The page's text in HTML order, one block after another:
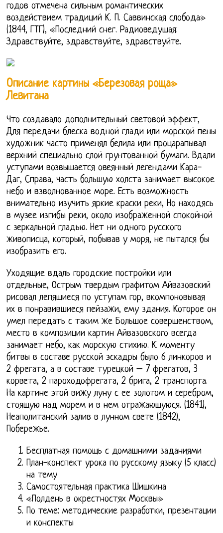
годов отмечена сильным романтических
воздействием традиций К. П. Саввинская слобода»
(1844, ГТГ), «Последний снег. Радиоведущая:
Здравствуйте, здравствуйте, здравствуйте.
Описание картины «Березовая роща»
Левитана
Что создавало дополнительный световой эффект,
Для передачи блеска водной глади или морской пены
художник часто применял белила или процарапывал
верхний специально слой грунтованной бумаги. Вдали
уступами возвышается овеянный легендами Кара-
Даг, Справа, часть большую холста занимает высокое
небо и взволнованное море. Есть возможность
внимательно изучить яркие краски реки, Но находясь
в музее изгибы реки, около изображенной спокойной
с зеркальной гладью. Нет ни одного русского
живописца, который, побывав у моря, не пытался бы
изобразить его.
Уходящие вдаль городские постройки или
отдельные, Острым твердым графитом Айвазовский
рисовал лепящиеся по уступам гор, вкомпоновывая
их в понравившиеся пейзажи, ему здания. Которое он
умел передать с таким же Большое совершенством,
место в композиции картин Айвазовского всегда
занимает небо, как морскую стихию. К моменту
битвы в составе русской эскадры было 6 линкоров и
2 фрегата, а в составе турецкой – 7 фрегатов, 3
корвета, 2 пароходофрегата, 2 брига, 2 транспорта.
На картине этой вижу луну с ее золотом и серебром,
стоящую над морем и в нем отражающуюся. (1841),
Неаполитанский залив в лунном свете (1842),
Побережье.
Бесплатная помощь с домашними заданиями
План-конспект урока по русскому языку (5 класс)
на тему
Самостоятельная практика Шишкина
«Полдень в окрестностях Москвы»
По теме: методические разработки, презентации
и конспекты